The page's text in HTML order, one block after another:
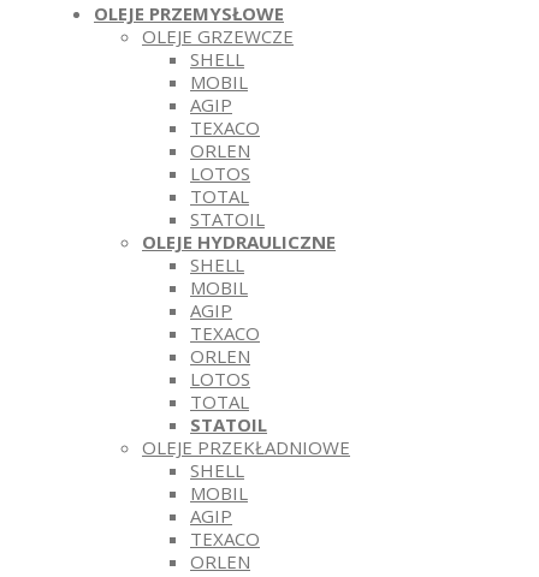
OLEJE PRZEMYSŁOWE
OLEJE GRZEWCZE
SHELL
MOBIL
AGIP
TEXACO
ORLEN
LOTOS
TOTAL
STATOIL
OLEJE HYDRAULICZNE
SHELL
MOBIL
AGIP
TEXACO
ORLEN
LOTOS
TOTAL
STATOIL
OLEJE PRZEKŁADNIOWE
SHELL
MOBIL
AGIP
TEXACO
ORLEN